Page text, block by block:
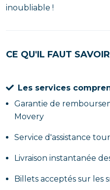
inoubliable !
CE QU'IL FAUT SAVOIR
Les services
Garantie de
Movery
Service d'assistance
Livraison instantanée
Billets acceptés sur les